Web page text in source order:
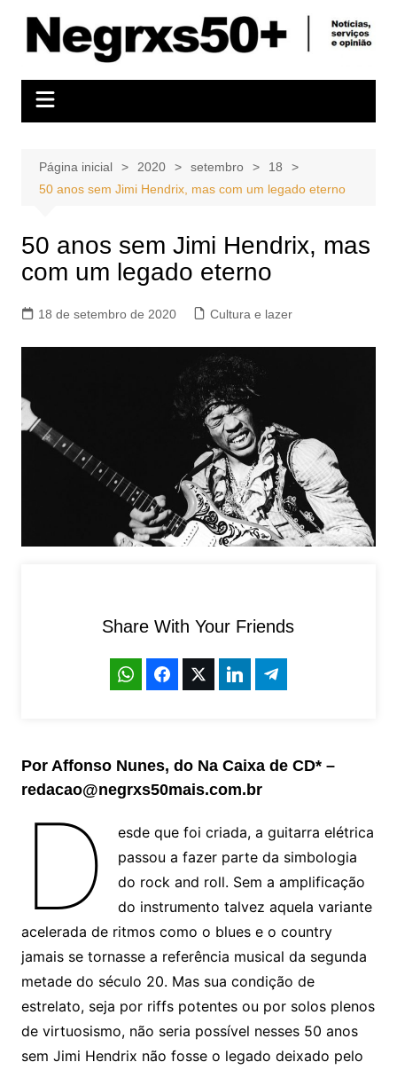
conteúdo
Página inicial 2020 setembro
18
50 anos sem Jimi Hendrix, mas com um legado eterno
50 anos sem Jimi Hendrix, mas
com um legado eterno
18 de setembro de 2020 Cultura e lazer
Share With Your Friends
Por Affonso Nunes, do Na Caixa de CD* –
redacao@negrxs50mais.com.br
D
esde que foi criada, a guitarra elétrica
passou a fazer parte da simbologia
do rock and roll. Sem a amplificação
do instrumento talvez aquela variante
acelerada de ritmos como o blues e o country
jamais se tornasse a referência musical da segunda
metade do século 20. Mas sua condição de
estrelato, seja por riffs potentes ou por solos plenos
de virtuosismo, não seria possível nesses 50 anos
sem Jimi Hendrix não fosse o legado deixado pelo